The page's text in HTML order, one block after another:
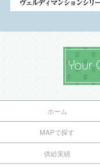
ホーム
MAPで探す
供給実績